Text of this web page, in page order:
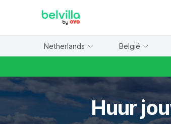
Netherlands België
Huur